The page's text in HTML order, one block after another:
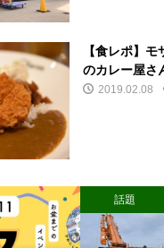
【食レポ】
のカレー屋さ
2019.02.08
話題